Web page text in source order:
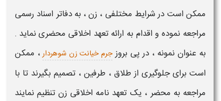
ممکن است در شرایط مختلفی ، زن، به دفاتر اسناد رسمی
مراجعه نموده و اقدام به ارائه تعهد اخلاقی محضرینماید .
به عنوان نمونه ، در پی بروزجرم خیانت زن شوهردار ، ممکن
است برای جلوگیری از طلاق ، طرفین ، تصمیم بگیرند تا با
مراجعه به محضر ، یک تعهد نامه اخلاقی زن تنظیم نمایند